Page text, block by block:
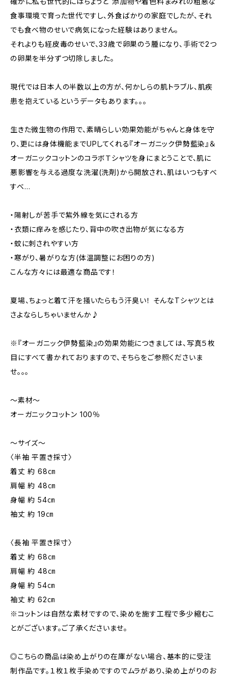
食事環境で育った世代ですし、外食ばかりの家庭でしたが、それ
でも食べ物のせいで病気になった経験はありません。
それよりも経皮毒のせいで、33歳で卵巣のう腫になり、手術で2つ
の卵巣を半分ずつ切除しました。
現代では日本人の半数以上の方が、何かしらの肌トラブル、肌疾
患を抱えているというデータもあります。。。
生きた微生物の作用で、素晴らしい効果効能がちゃんと身体を守
り、更には身体機能までUPしてくれる『オーガニック伊勢藍染』＆
オーガニックコットンのコラボＴシャツを身にまとうことで、肌に
悪影響を与える過度な洗濯(洗剤)から開放され、肌はいつもすべ
すべ…
・陽射しが苦手で紫外線を気にされる方
・衣類に痒みを感じたり、背中の吹き出物が気になる方
・蚊に刺されやすい方
・寒がり、暑がりな方(体温調整にお困りの方)
こんな方々には最適な商品です！
夏場、ちょっと着て汗を掻いたらもう汗臭い！ そんなTシャツとは
さよならしちゃいませんか♪
※『オーガニック伊勢藍染』の効果効能につきましては、写真５枚
目にすべて書かれておりますので、そちらをご参照くださいま
せ。。。
～素材～
オーガニックコットン 100％
～サイズ～
〈半袖 平置き採寸〉
着丈 約 68㎝
肩幅 約 48㎝
身幅 約 54㎝
袖丈 約 19㎝
〈長袖 平置き採寸〉
着丈 約 68㎝
肩幅 約 48㎝
身幅 約 54㎝
袖丈 約 62㎝
※コットンは自然な素材ですので、染めを施す工程で多少縮むこ
とがございます。ご了承くださいませ。
◎こちらの商品は染め上がりの在庫がない場合、基本的に受注
制作品です。１枚１枚手染めですのでムラがあり、染め上がりのお